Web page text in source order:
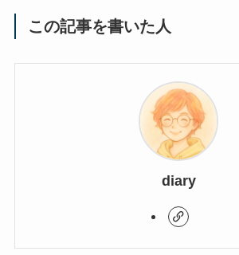
この記事を書いた人
diary